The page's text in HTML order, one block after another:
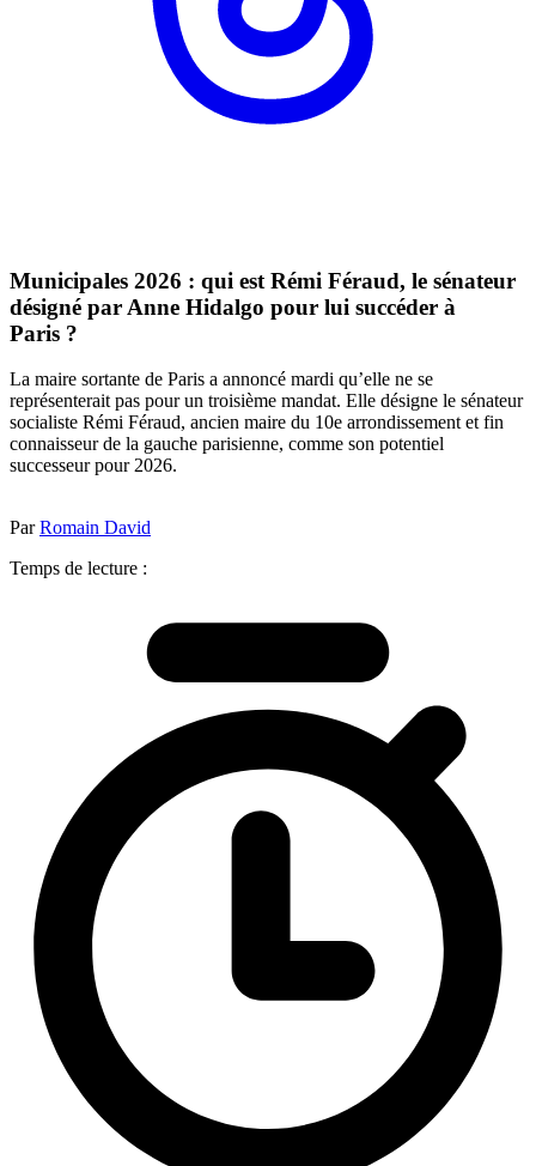
Municipales 2026 : qui est Rémi Féraud, le sénateur
désigné par Anne Hidalgo pour lui succéder à
Paris ?
La maire sortante de Paris a annoncé mardi qu’elle ne se
représenterait pas pour un troisième mandat. Elle désigne le sénateur
socialiste Rémi Féraud, ancien maire du 10e arrondissement et fin
connaisseur de la gauche parisienne, comme son potentiel
successeur pour 2026.
ParRomain David
Temps de lecture :